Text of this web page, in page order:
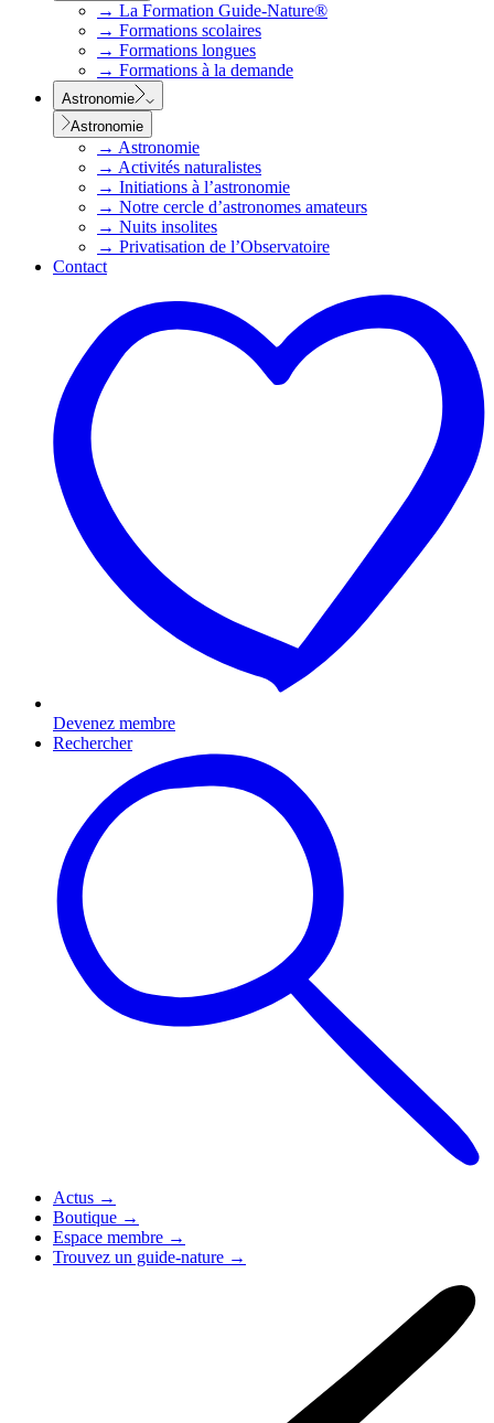
→ La Formation Guide-Nature®
→ Formations scolaires
→ Formations longues
→ Formations à la demande
Astronomie
Astronomie
→ Astronomie
→ Activités naturalistes
→ Initiations à l’astronomie
→ Notre cercle d’astronomes amateurs
→ Nuits insolites
→ Privatisation de l’Observatoire
Contact
Devenez membre
Rechercher
Actus →
Boutique →
Espace membre →
Trouvez un guide-nature →